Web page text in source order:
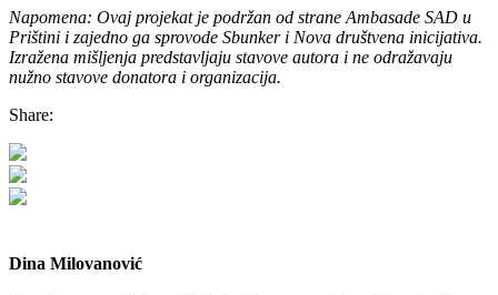
Napomena: Ovaj projekat je podržan od strane Ambasade SAD u
Prištini i zajedno ga sprovode Sbunker i Nova društvena inicijativa.
Izražena mišljenja predstavljaju stavove autora i ne odražavaju
nužno stavove donatora i organizacija.
Share:
Dina Milovanović